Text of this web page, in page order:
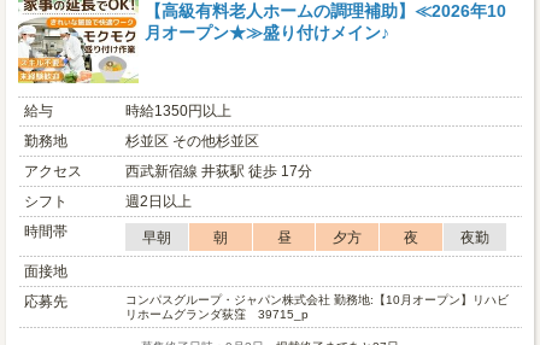
【高級有料老人ホームの調理補助】≪2026年10
月オープン★≫盛り付けメイン♪
給与
時給1350円以上
勤務地
杉並区 その他杉並区
アクセス
西武新宿線 井荻駅 徒歩 17分
シフト
週2日以上
時間帯
早朝 朝 昼 夕方 夜
夜勤
面接地
応募先
コンパスグループ・ジャパン株式会社 勤務地:【10月オープン】リハビ
リホームグランダ荻窪 39715_p